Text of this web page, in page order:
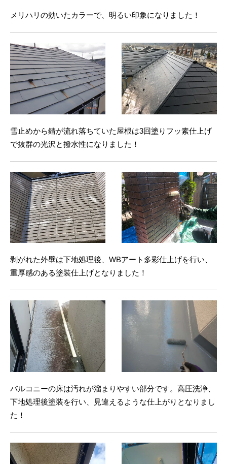
メリハリの効いたカラーで、明るい印象になりました！
雪止めから錆が流れ落ちていた屋根は3回塗りフッ素仕上げ
で抜群の光沢と撥水性になりました！
剥がれた外壁は下地処理後、WBアート多彩仕上げを行い、
重厚感のある塗装仕上げとなりました！
バルコニーの床は汚れが溜まりやすい部分です。高圧洗浄、
下地処理後塗装を行い、見違えるような仕上がりとなりまし
た！